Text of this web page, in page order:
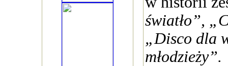
światło”,
„Disco dla
młodzieży”.